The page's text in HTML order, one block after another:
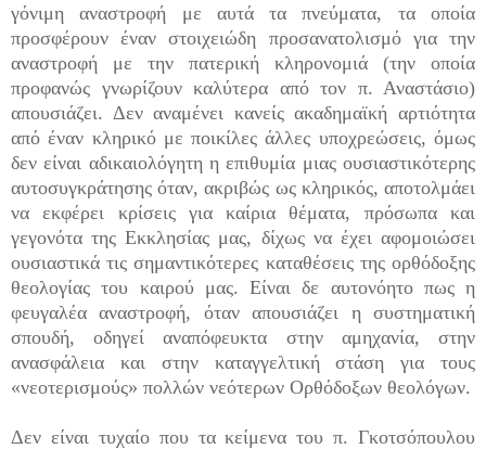
γόνιμη αναστροφή με αυτά τα πνεύματα, τα οποία
προσφέρουν έναν στοιχειώδη προσανατολισμό για την
αναστροφή με την πατερική κληρονομιά (την οποία
προφανώς γνωρίζουν καλύτερα από τον π. Αναστάσιο)
απουσιάζει. Δεν αναμένει κανείς ακαδημαϊκή αρτιότητα
από έναν κληρικό με ποικίλες άλλες υποχρεώσεις, όμως
δεν είναι αδικαιολόγητη η επιθυμία μιας ουσιαστικότερης
αυτοσυγκράτησης όταν, ακριβώς ως κληρικός, αποτολμάει
να εκφέρει κρίσεις για καίρια θέματα, πρόσωπα και
γεγονότα της Εκκλησίας μας, δίχως να έχει αφομοιώσει
ουσιαστικά τις σημαντικότερες καταθέσεις της ορθόδοξης
θεολογίας του καιρού μας. Είναι δε αυτονόητο πως η
φευγαλέα αναστροφή, όταν απουσιάζει η συστηματική
σπουδή, οδηγεί αναπόφευκτα στην αμηχανία, στην
ανασφάλεια και στην καταγγελτική στάση για τους
«νεοτερισμούς» πολλών νεότερων Ορθόδοξων θεολόγων.
Δεν είναι τυχαίο που τα κείμενα του π. Γκοτσόπουλου